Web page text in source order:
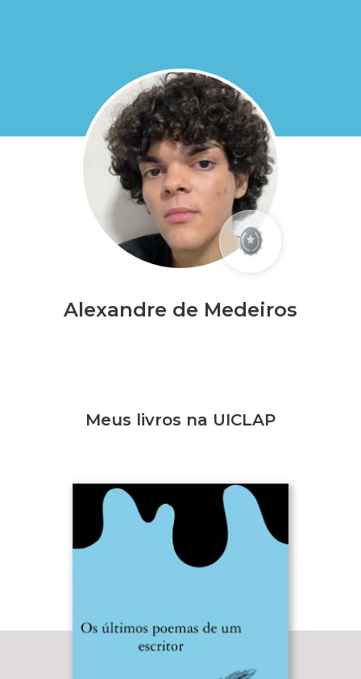
Alexandre de Medeiros
Meus livros na UICLAP